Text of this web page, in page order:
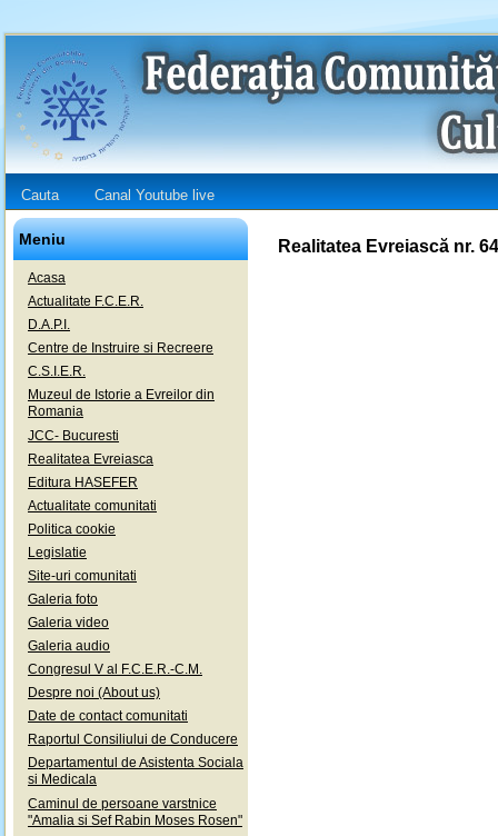
Cauta Canal Youtube live
Meniu
Acasa
Actualitate F.C.E.R.
D.A.P.I.
Centre de Instruire si Recreere
C.S.I.E.R.
Muzeul de Istorie a Evreilor din
Romania
JCC- Bucuresti
Realitatea Evreiasca
Editura HASEFER
Actualitate comunitati
Politica cookie
Legislatie
Site-uri comunitati
Galeria foto
Galeria video
Galeria audio
Congresul V al F.C.E.R.-C.M.
Despre noi (About us)
Date de contact comunitati
Raportul Consiliului de Conducere
Departamentul de Asistenta Sociala
si Medicala
Caminul de persoane varstnice
"Amalia si Sef Rabin Moses Rosen"
Realitatea Evreiască nr.